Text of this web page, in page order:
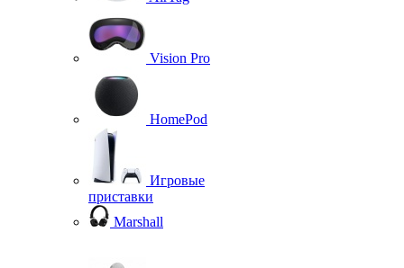
Vision Pro
HomePod
Игровые
приставки
Marshall